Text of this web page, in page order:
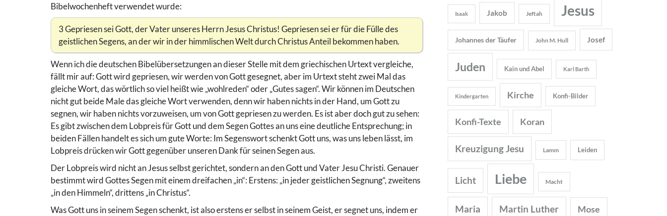
Bibelwochenheft verwendet wurde:
3 Gepriesen sei Gott, der Vater unseres Herrn Jesus Christus! Gepriesen sei er für die Fülle des
geistlichen Segens, an der wir in der himmlischen Welt durch Christus Anteil bekommen haben.
Wenn ich die deutschen Bibelübersetzungen an dieser Stelle mit dem griechischen Urtext vergleiche,
fällt mir auf: Gott wird gepriesen, wir werden von Gott gesegnet, aber im Urtext steht zwei Mal das
gleiche Wort, das wörtlich so viel heißt wie „wohlreden“ oder „Gutes sagen“. Wir können im Deutschen
nicht gut beide Male das gleiche Wort verwenden, denn wir haben nichts in der Hand, um Gott zu
segnen, wir haben nichts vorzuweisen, um von Gott gepriesen zu werden. Es ist aber doch gut zu sehen:
Es gibt zwischen dem Lobpreis für Gott und dem Segen Gottes an uns eine deutliche Entsprechung; in
beiden Fällen handelt es sich um gute Worte: Im Segenswort schenkt Gott uns, was uns leben lässt, im
Lobpreis drücken wir Gott gegenüber unseren Dank für seinen Segen aus.
Der Lobpreis wird nicht an Jesus selbst gerichtet, sondern an den Gott und Vater Jesu Christi. Genauer
bestimmt wird Gottes Segen mit einem dreifachen „in“: Erstens: „in jeder geistlichen Segnung“, zweitens
„in den Himmeln“, drittens „in Christus“.
Was Gott uns in seinem Segen schenkt, ist also erstens er selbst in seinem Geist, er segnet uns, indem er
Isaak Jakob Jeftah Jesus
Johannes der Täufer John M. Hull Josef
Juden Kain und Abel Karl Barth
Kindergarten Kirche Konfi-Bilder
Konfi-Texte Koran
Kreuzigung Jesu Lamm Leiden
Licht Liebe Macht
Maria Martin Luther Mose